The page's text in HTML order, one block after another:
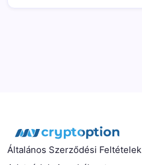
Általános Szerződési Feltételek